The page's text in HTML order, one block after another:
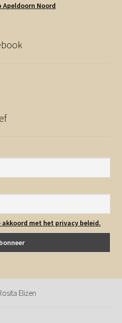
Apeldoorn Noord
akkoord met het privacy beleid.
Elizen